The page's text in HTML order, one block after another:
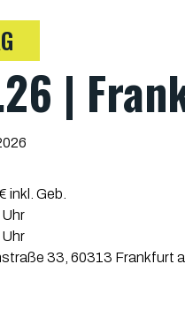
|
inkl. Geb.
33, 60313 Frankfurt